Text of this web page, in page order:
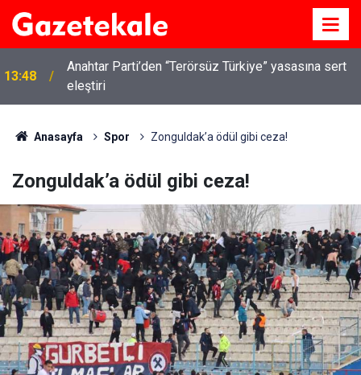
13:48
Anahtar Parti’den “Terörsüz Türkiye” yasasına sert
eleştiri
Anasayfa Spor Zonguldak’a ödül gibi ceza!
Zonguldak’a ödül gibi ceza!